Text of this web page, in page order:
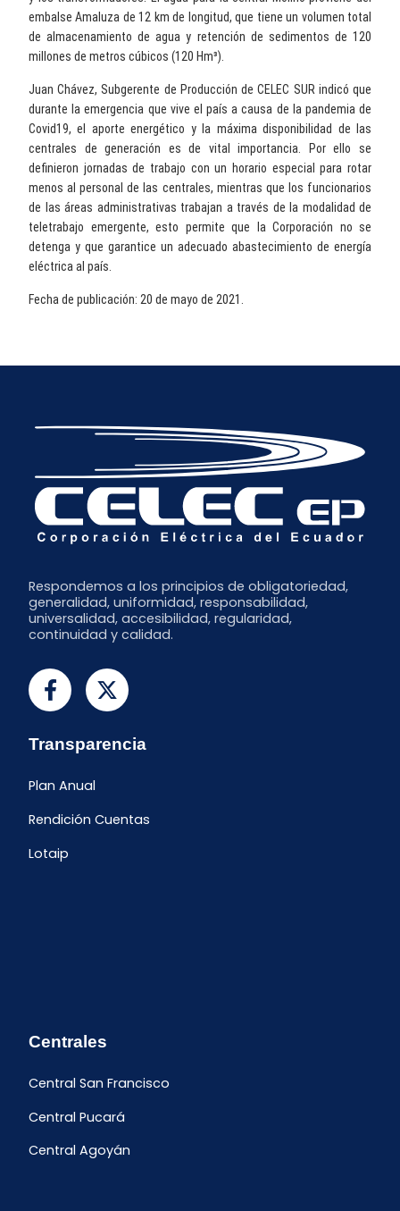
embalse Amaluza de 12 km de longitud, que tiene un volumen total
de almacenamiento de agua y retención de sedimentos de 120
millones de metros cúbicos (120 Hm³).
Juan Chávez, Subgerente de Producción de CELEC SUR indicó que
durante la emergencia que vive el país a causa de la pandemia de
Covid19, el aporte energético y la máxima disponibilidad de las
centrales de generación es de vital importancia. Por ello se
definieron jornadas de trabajo con un horario especial para rotar
menos al personal de las centrales, mientras que los funcionarios
de las áreas administrativas trabajan a través de la modalidad de
teletrabajo emergente, esto permite que la Corporación no se
detenga y que garantice un adecuado abastecimiento de energía
eléctrica al país.
Fecha de publicación: 20 de mayo de 2021.
Respondemos a los principios de obligatoriedad,
generalidad, uniformidad, responsabilidad,
universalidad, accesibilidad, regularidad,
continuidad y calidad.
Transparencia
Plan Anual
Rendición Cuentas
Lotaip
Centrales
Central San Francisco
Central Pucará
Central Agoyán